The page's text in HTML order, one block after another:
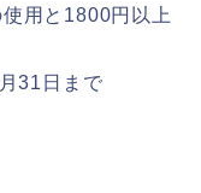
用と1800円以上
31日まで